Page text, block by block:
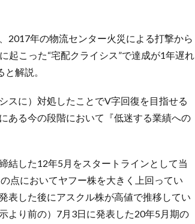
2017年の物流センター火災による打撃から
起こった“宅配クライシス”で達成が1年遅れ
解説。
スに）対処したことでV字回復を目指せる
ある今の段階において『低迷する業績への
結した12年5月をスタートラインとして当
点においてヤフー株を大きく上回ってい
表した後にアスクル株が高値で推移してい
より前の）7月3日に発表した20年5月期の